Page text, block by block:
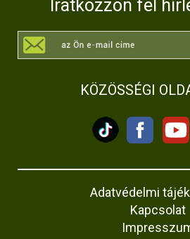
Iratkozzon fel
KÖZÖSSÉGI
Adatvédelmi
Kapcsolat